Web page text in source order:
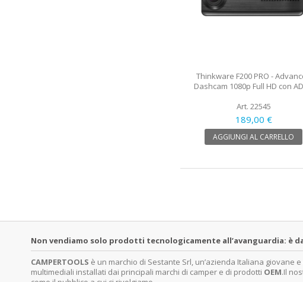
Thinkware F200 PRO -
Dashcam 1080p Full HD con
Art. 22545
189,00 €
AGGIUNGI AL CARRELLO
Non vendiamo solo prodotti tecnologicamente all’avanguardia: è
CAMPERTOOLS è un marchio di Sestante Srl, un’azienda Italiana giovane
multimediali installati dai principali marchi di camper e di prodotti OEM.Il